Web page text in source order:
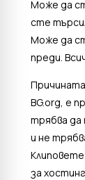
Може да
сте
Може да
преди.
BG.org, е
трябва да
и не
за